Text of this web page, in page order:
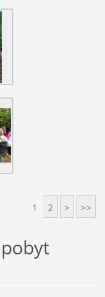
1 2 > >>